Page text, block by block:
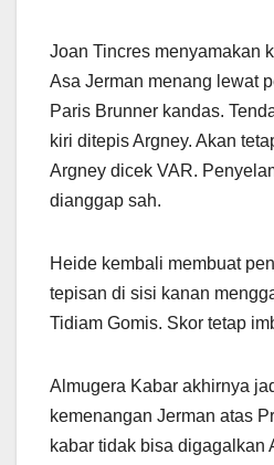
Joan Tincres menyamakan
Asa Jerman menang lewat
Paris Brunner kandas.
kiri ditepis Argney. Akan
Argney dicek VAR.
dianggap sah.
Heide kembali membuat
tepisan di sisi kanan
Tidiam Gomis. Skor tetap
Almugera Kabar akhirnya
kemenangan Jerman atas
kabar tidak bisa digagalkan